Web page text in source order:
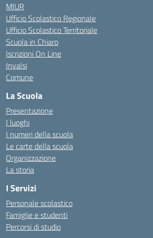
MIUR
Ufficio Scolastico Regionale
Ufficio Scolastico Territoriale
Scuola in Chiaro
Iscrizioni On Line
Invalsi
Comune
La Scuola
Presentazione
I luoghi
I numeri della scuola
Le carte della scuola
Organizzazione
La storia
I Servizi
Personale scolastico
Famiglie e studenti
Percorsi di studio